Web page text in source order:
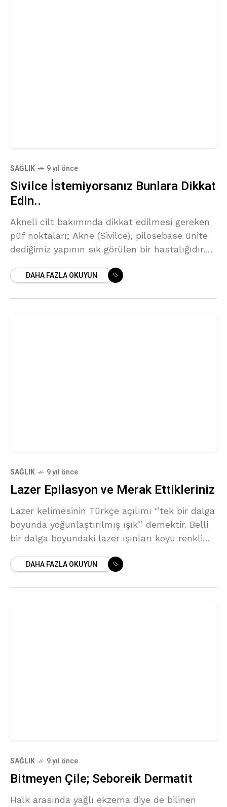
SAĞLIK 9 yıl önce
Sivilce İstemiyorsanız Bunlara Dikkat
Edin..
Akneli cilt bakımında dikkat edilmesi gereken
püf noktaları; Akne (Sivilce), pilosebase ünite
dediğimiz yapının sık görülen bir hastalığıdır.
30 yaş arasındaki insanların
DAHA FAZLA OKUYUN
SAĞLIK 9 yıl önce
Lazer Epilasyon ve Merak Ettikleriniz
Lazer kelimesinin Türkçe açılımı ‘’tek bir dalga
boyunda yoğunlaştırılmış ışık’’ demektir. Belli
bir dalga boyundaki lazer ışınları koyu renkli
bu maddeye aktararak ısı enerjisine
DAHA FAZLA OKUYUN
SAĞLIK 9 yıl önce
Bitmeyen Çile; Seboreik Dermatit
Halk arasında yağlı ekzema diye de bilinen